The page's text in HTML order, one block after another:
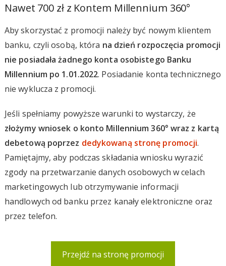
Nawet 700 zł z Kontem Millennium 360°
Aby skorzystać z promocji należy być nowym klientem
banku, czyli osobą, która na dzień rozpoczęcia promocji
nie posiadała żadnego konta osobistego Banku
Millennium po 1.01.2022. Posiadanie konta technicznego
nie wyklucza z promocji.
Jeśli spełniamy powyższe warunki to wystarczy, że
złożymy wniosek o konto Millennium 360° wraz z kartą
debetową poprzez dedykowaną stronę promocji.
Pamiętajmy, aby podczas składania wniosku wyrazić
zgody na przetwarzanie danych osobowych w celach
marketingowych lub otrzymywanie informacji
handlowych od banku przez kanały elektroniczne oraz
przez telefon.
Przejdź na stronę promocji